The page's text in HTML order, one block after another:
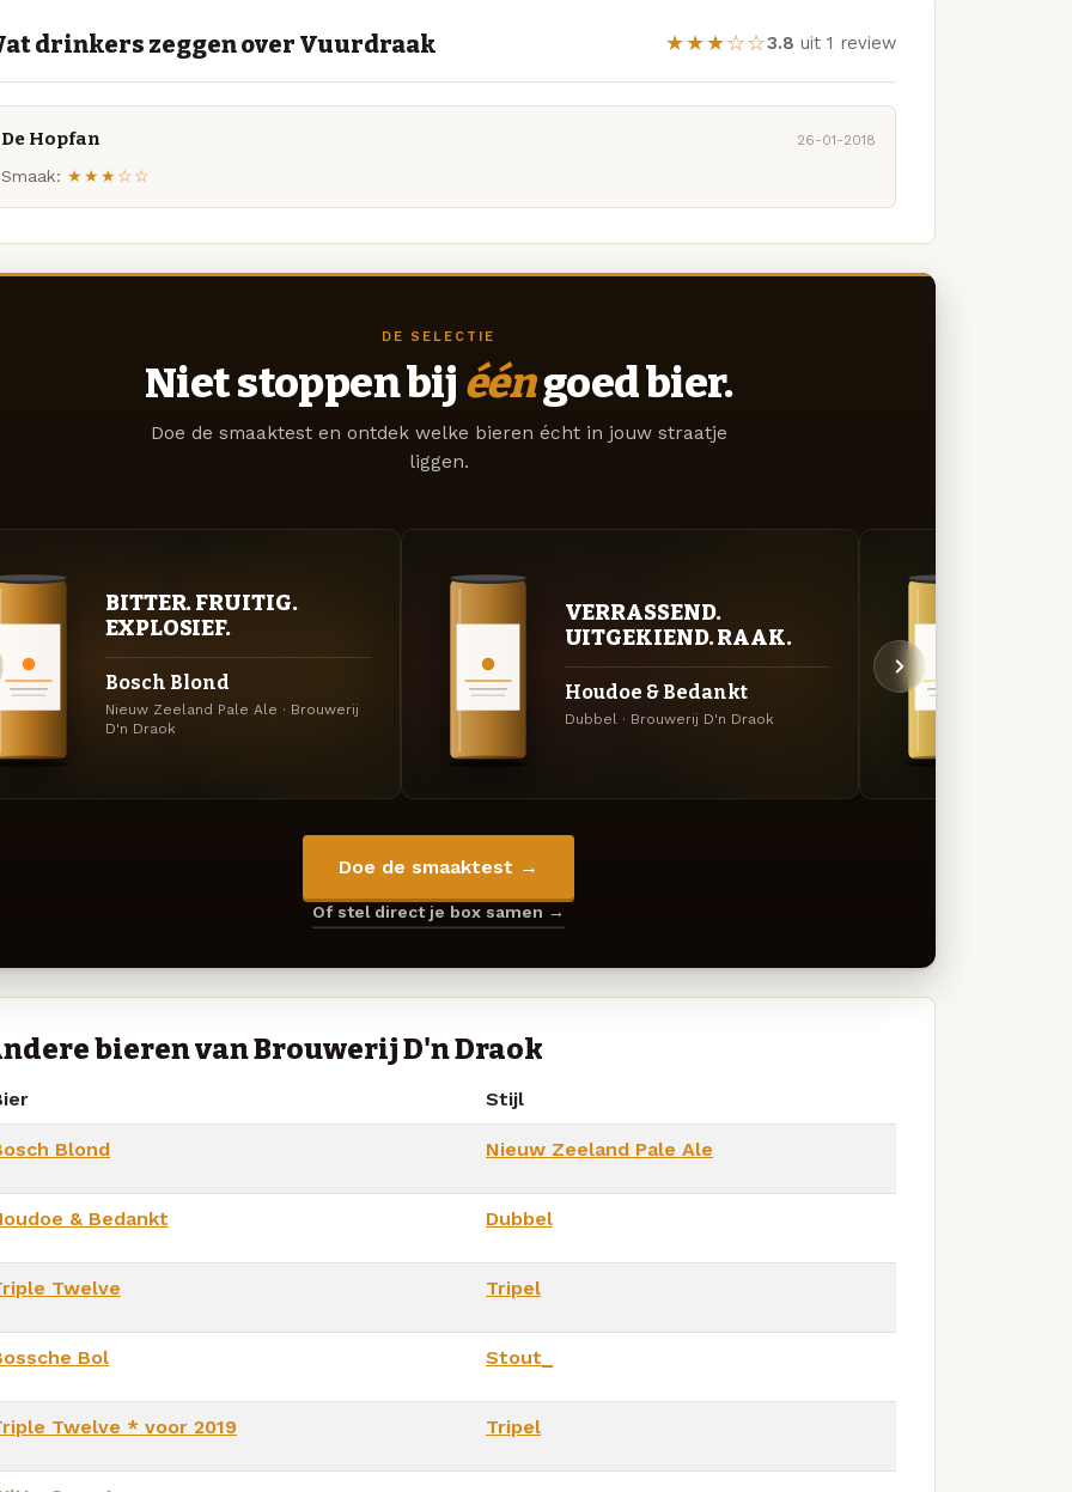
drinkers zeggen over Vuurdraak ★★★☆☆3.8 uit 1 review
De Hopfan 26-01-2018
Smaak: ★★★☆☆
DE SELECTIE
Niet stoppen bij ééngoed bier.
Doe de smaaktest en ontdek welke bieren écht in jouw straatje
liggen.
BITTER. FRUITIG.
EXPLOSIEF.
Bosch Blond
Nieuw Zeeland Pale Ale · Brouwerij
D'n Draok
VERRASSEND.
UITGEKIEND. RAAK.
Houdoe & Bedankt
Dubbel · Brouwerij D'n Draok
Doe de smaaktest →
Of stel direct je box samen →
bieren van Brouwerij D'n Draok
Stijl
Blond Nieuw Zeeland Pale Ale
& Bedankt Dubbel
Twelve Tripel
Bol Stout_
Twelve * voor 2019 Tripel